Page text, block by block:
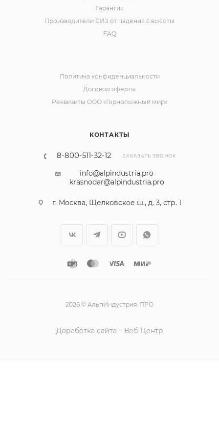
Гарантия
Производители СИЗ от падения с высоты
FAQ
КОНТАКТЫ
8-800-511-32-12 ЗАКАЗАТЬ ЗВОНОК
info@alpindustria.pro
krasnodar@alpindustria.pro
г. Москва, Щелковское ш., д. 3, стр. 1
Политика конфиденциальности
Договор оферты
Реквизиты ООО «Горнолыжный мир»
2026 © АльпИндустрия-ПРО
Доработка сайта – Веб-Центр